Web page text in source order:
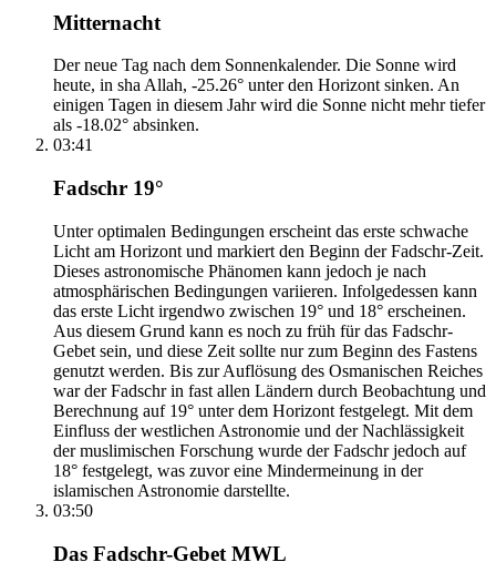
Mitternacht
Der neue Tag nach dem Sonnenkalender. Die Sonne wird
heute, in sha Allah, -25.26° unter den Horizont sinken. An
einigen Tagen in diesem Jahr wird die Sonne nicht mehr tiefer
als -18.02° absinken.
03:41
Fadschr 19°
Unter optimalen Bedingungen erscheint das erste schwache
Licht am Horizont und markiert den Beginn der Fadschr-Zeit.
Dieses astronomische Phänomen kann jedoch je nach
atmosphärischen Bedingungen variieren. Infolgedessen kann
das erste Licht irgendwo zwischen 19° und 18° erscheinen.
Aus diesem Grund kann es noch zu früh für das Fadschr-
Gebet sein, und diese Zeit sollte nur zum Beginn des Fastens
genutzt werden. Bis zur Auflösung des Osmanischen Reiches
war der Fadschr in fast allen Ländern durch Beobachtung und
Berechnung auf 19° unter dem Horizont festgelegt. Mit dem
Einfluss der westlichen Astronomie und der Nachlässigkeit
der muslimischen Forschung wurde der Fadschr jedoch auf
18° festgelegt, was zuvor eine Mindermeinung in der
islamischen Astronomie darstellte.
03:50
Das Fadschr-Gebet MWL